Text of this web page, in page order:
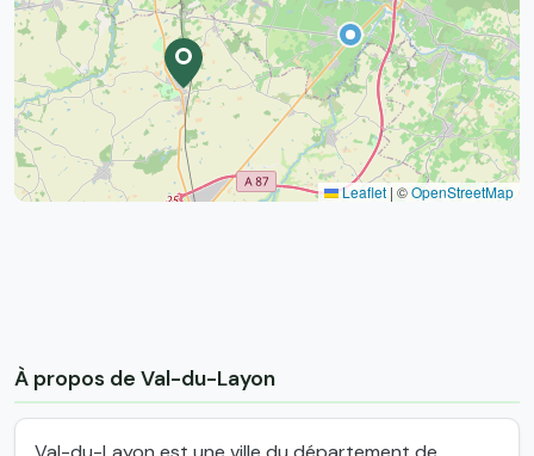
Leaflet | ©OpenStreetMap
À propos de Val-du-Layon